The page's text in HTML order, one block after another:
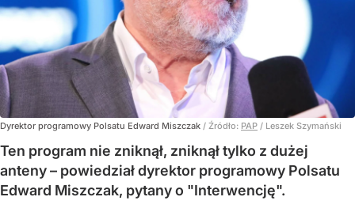
Dyrektor programowy Polsatu Edward Miszczak / Źródło: PAP / Leszek Szymański
Ten program nie zniknął, zniknął tylko z dużej
anteny – powiedział dyrektor programowy Polsatu
Edward Miszczak, pytany o "Interwencję".